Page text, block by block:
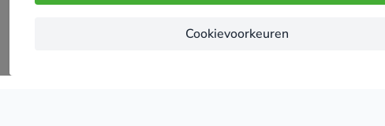
Cookievoorkeuren